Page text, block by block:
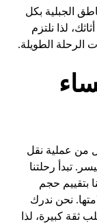
الجبلية بكل
لذا نلتزم
الطويلة.
من عملية نقل
تبدأ رحلتنا
بتقييم حجم
نحن ندرك
ثقة كبيرة، لذا